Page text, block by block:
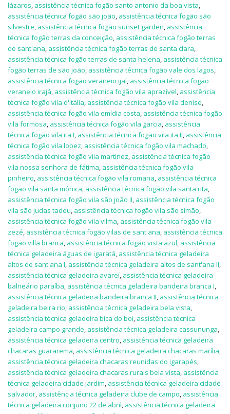
lázaros, assistência técnica fogão santo antonio da boa vista,
assistência técnica fogão são joão, assistência técnica fogão são
silvestre, assistência técnica fogão sunset garden, assistência
técnica fogão terras da conceição, assistência técnica fogão terras
de sant'ana, assistência técnica fogão terras de santa clara,
assistência técnica fogão terras de santa helena, assistência técnica
fogão terras de são joão, assistência técnica fogão vale dos lagos,
assistência técnica fogão veraneio ijal, assistência técnica fogão
veraneio irajá, assistência técnica fogão vila aprazível, assistência
técnica fogão vila d'itália, assistência técnica fogão vila denise,
assistência técnica fogão vila emídia costa, assistência técnica fogão
vila formosa, assistência técnica fogão vila garcia, assistência
técnica fogão vila ita I, assistência técnica fogão vila ita II, assistência
técnica fogão vila lopez, assistência técnica fogão vila machado,
assistência técnica fogão vila martinez, assistência técnica fogão
vila nossa senhora de fátima, assistência técnica fogão vila
pinheiro, assistência técnica fogão vila romana, assistência técnica
fogão vila santa mônica, assistência técnica fogão vila santa rita,
assistência técnica fogão vila são joão II, assistência técnica fogão
vila são judas tadeu, assistência técnica fogão vila são simão,
assistência técnica fogão vila vilma, assistência técnica fogão vila
zezé, assistência técnica fogão vilas de sant'ana, assistência técnica
fogão villa branca, assistência técnica fogão vista azul, assistência
técnica geladeira águas de igaratá, assistência técnica geladeira
altos de sant'ana I, assistência técnica geladeira altos de sant'ana II,
assistência técnica geladeira avareí, assistência técnica geladeira
balneário paraíba, assistência técnica geladeira bandeira branca I,
assistência técnica geladeira bandeira branca II, assistência técnica
geladeira beira rio, assistência técnica geladeira bela vista,
assistência técnica geladeira bica do boi, assistência técnica
geladeira campo grande, assistência técnica geladeira cassununga,
assistência técnica geladeira centro, assistência técnica geladeira
chacaras guararema, assistência técnica geladeira chacaras marília,
assistência técnica geladeira chacaras reunidas do igarapés,
assistência técnica geladeira chacaras rurais bela vista, assistência
técnica geladeira cidade jardim, assistência técnica geladeira cidade
salvador, assistência técnica geladeira clube de campo, assistência
técnica geladeira conjuno 22 de abril, assistência técnica geladeira